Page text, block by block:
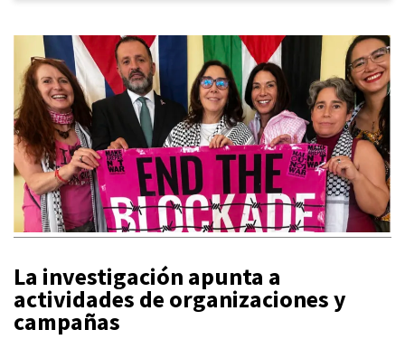
La investigación apunta a
actividades de organizaciones y
campañas